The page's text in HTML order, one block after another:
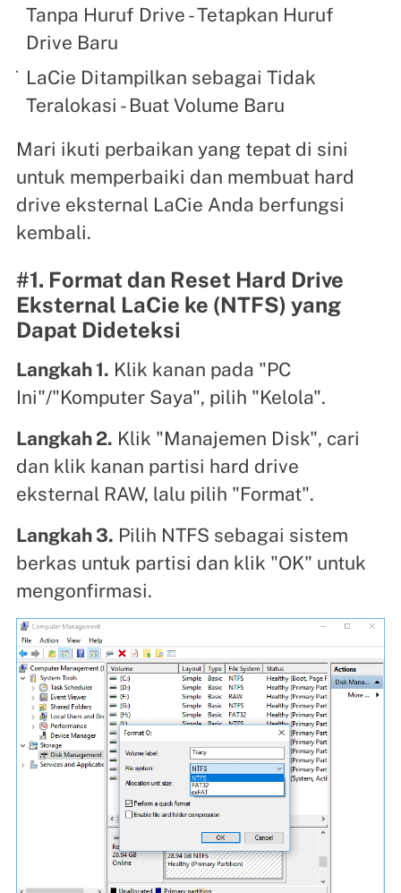
Tanpa Huruf Drive - Tetapkan Huruf
Drive Baru
LaCie Ditampilkan sebagai Tidak
Teralokasi - Buat Volume Baru
Mari ikuti perbaikan yang tepat di sini
untuk memperbaiki dan membuat hard
drive eksternal LaCie Anda berfungsi
kembali.
#1. Format dan Reset Hard Drive
Eksternal LaCie ke (NTFS) yang
Dapat Dideteksi
Langkah 1. Klik kanan pada "PC
Ini"/"Komputer Saya", pilih "Kelola".
Langkah 2. Klik "Manajemen Disk", cari
dan klik kanan partisi hard drive
eksternal RAW, lalu pilih "Format".
Langkah 3. Pilih NTFS sebagai sistem
berkas untuk partisi dan klik "OK" untuk
mengonfirmasi.